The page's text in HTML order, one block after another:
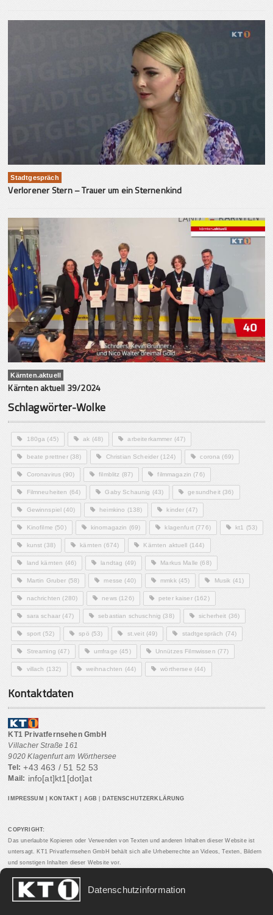
Datenschutzinformation
Stadtgespräch
Verlorener Stern – Trauer um ein Sternenkind
Kärnten.aktuell
Kärnten aktuell 39/2024
Schlagwörter-Wolke
180ga (45) ak (48) arbeiterkammer (47)
beate prettner(38) Christian Scheider (124) corona (69)
Coronavirus (90) filmblitz (87) filmmagazin (76)
Filmneuheiten (64) Gaby Schaunig (43) gesundheit(36)
Gewinnspiel (40) heimkino (138) kinder (47)
Kinofilme (50) kinomagazin (69) klagenfurt(776) kt1 (53)
kunst (38) kärnten (674) Kärnten aktuell (144)
land kärnten (46) landtag (49) Markus Malle (68)
Martin Gruber (58) messe (40) mmkk(45) Musik (41)
nachrichten (280) news(126) peter kaiser(162)
sara schaar (47) sebastian schuschnig (38) sicherheit (36)
sport (52) spö (53) st.veit(49) stadtgespräch (74)
Streaming (47) umfrage (45) Unnützes Filmwissen (77)
villach (132) weihnachten (44) wörthersee (44)
Kontaktdaten
KT1 Privatfernsehen GmbH
Villacher Straße 161
9020 Klagenfurt am Wörthersee
Tel: +43 463 / 51 52 53
Mail: info[at]kt1[dot]at
IMPRESSUM KONTAKT AGB DATENSCHUTZERKLÄRUNG
COPYRIGHT:
Das unerlaubte Kopieren oder Verwenden von Texten und anderen Inhalten dieser Website ist
untersagt. KT1 Privatfernsehen GmbH behält sich alle Urheberrechte an Videos, Texten, Bildern
und sonstigen Inhalten dieser Website vor.
PARTNERLINKS: